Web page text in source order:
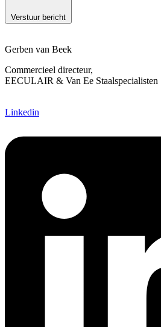
Verstuur bericht
Gerben van Beek
Commercieel directeur,
EECULAIR & Van Ee Staalspecialisten
Linkedin